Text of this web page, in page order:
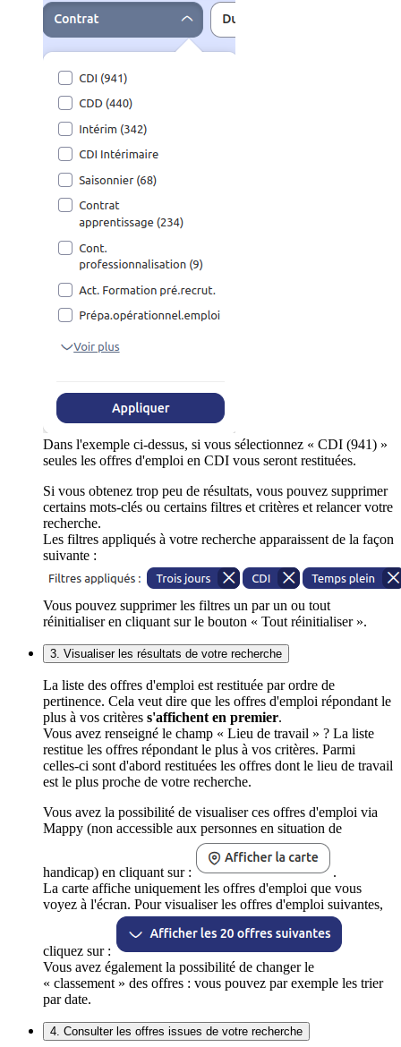
Dans l'exemple ci-dessus, si vous sélectionnez « CDI (941) »
seules les offres d'emploi en CDI vous seront restituées.
Si vous obtenez trop peu de résultats, vous pouvez supprimer
certains mots-clés ou certains filtres et critères et relancer votre
recherche.
Les filtres appliqués à votre recherche apparaissent de la façon
suivante :
Vous pouvez supprimer les filtres un par un ou tout
réinitialiser en cliquant sur le bouton « Tout réinitialiser ».
3. Visualiser les résultats de votre recherche
La liste des offres d'emploi est restituée par ordre de
pertinence. Cela veut dire que les offres d'emploi répondant le
plus à vos critères s'affichent en premier.
Vous avez renseigné le champ « Lieu de travail » ? La liste
restitue les offres répondant le plus à vos critères. Parmi
celles-ci sont d'abord restituées les offres dont le lieu de travail
est le plus proche de votre recherche.
Vous avez la possibilité de visualiser ces offres d'emploi via
Mappy (non accessible aux personnes en situation de
handicap) en cliquant sur :
.
La carte affiche uniquement les offres d'emploi que vous
voyez à l'écran. Pour visualiser les offres d'emploi suivantes,
cliquez sur :
Vous avez également la possibilité de changer le
« classement » des offres : vous pouvez par exemple les trier
par date.
4. Consulter les offres issues de votre recherche